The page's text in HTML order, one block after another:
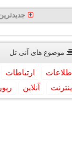
موضوع های آنی تل
اطلاعات ارتباطات
اینترنت
آنلاین